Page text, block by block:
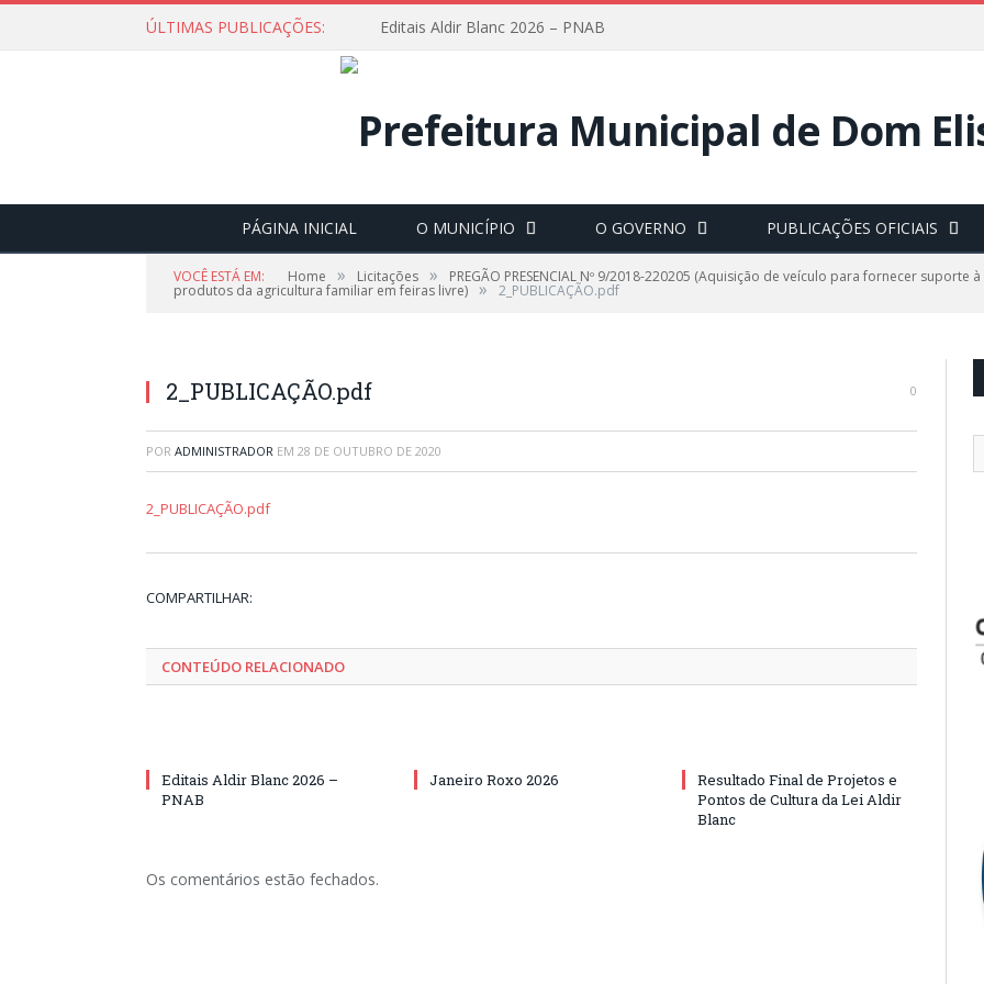
ÚLTIMAS PUBLICAÇÕES: Editais Aldir Blanc 2026 – PNAB
PÁGINA INICIAL O MUNICÍPIO O GOVERNO PUBLICAÇÕES OFICIAIS
VOCÊ ESTÁ EM: Home » Licitações » PREGÃO PRESENCIAL Nº 9/2018-220205 (Aquisição de veículo para fornecer
produtos da agricultura familiar em feiras livre) » 2_PUBLICAÇÃO.pdf
2_PUBLICAÇÃO.pdf 0
POR ADMINISTRADOR EM 28 DE OUTUBRO DE 2020
2_PUBLICAÇÃO.pdf
COMPARTILHAR:
CONTEÚDO RELACIONADO
Editais Aldir Blanc 2026 –
PNAB
Janeiro Roxo 2026
Resultado Final de Projetos e
Pontos de Cultura da Lei Aldir
Blanc
Os comentários estão fechados.